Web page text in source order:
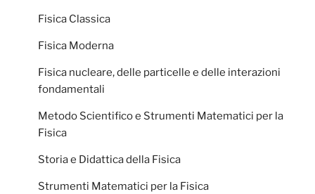
Fisica Classica
Fisica Moderna
Fisica nucleare, delle particelle e delle interazioni
fondamentali
Metodo Scientifico e Strumenti Matematici per la
Fisica
Storia e Didattica della Fisica
Strumenti Matematici per la Fisica